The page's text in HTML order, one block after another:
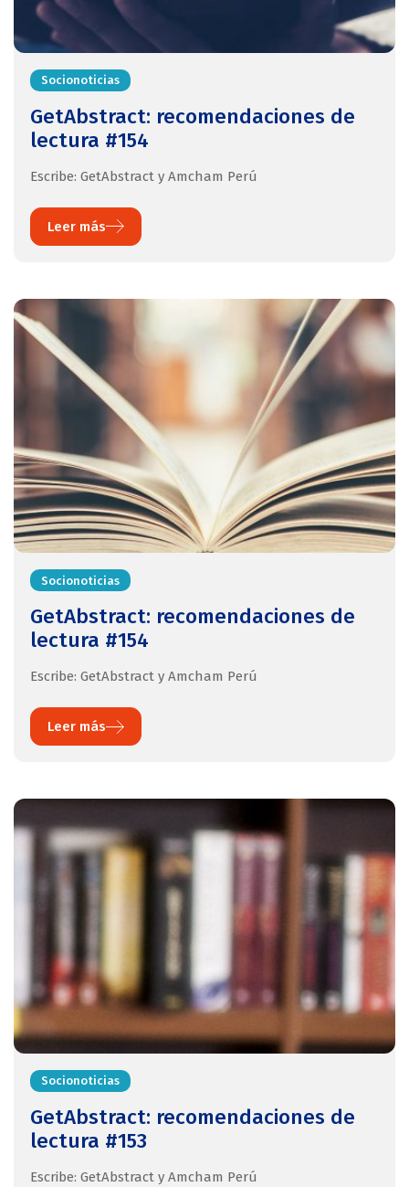
Socionoticias
GetAbstract: recomendaciones de
lectura #154
Escribe: GetAbstract y Amcham Perú
Leer más
Socionoticias
GetAbstract: recomendaciones de
lectura #154
Escribe: GetAbstract y Amcham Perú
Leer más
Socionoticias
GetAbstract: recomendaciones de
lectura #153
Escribe: GetAbstract y Amcham Perú